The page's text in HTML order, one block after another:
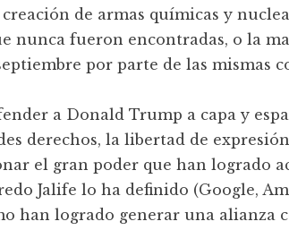
de armas químicas y
nunca fueron encontradas, o la
por parte de las mismas
a Donald Trump a capa y
derechos, la libertad de
el gran poder que han logrado
Jalife lo ha definido (Google,
han logrado generar una alianza